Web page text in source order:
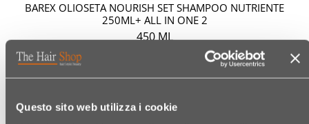
Questo sito web utilizza i cookie
BAREX OLIOSETA NOURISH SET SHAMPOO NUTRIENTE
250ML+ ALL IN ONE 2
450 ML
20590318013
€ 36,80